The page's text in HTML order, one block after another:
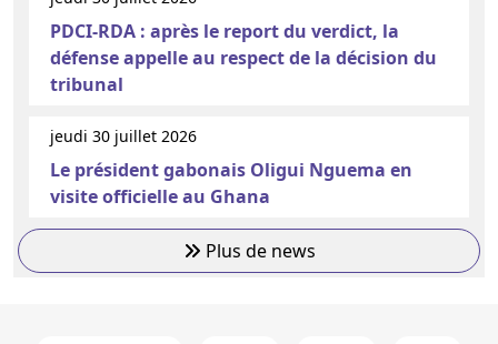
PDCI-RDA : après le report du verdict, la
défense appelle au respect de la décision du
tribunal
jeudi 30 juillet 2026
Le président gabonais Oligui Nguema en
visite officielle au Ghana
Plus de news